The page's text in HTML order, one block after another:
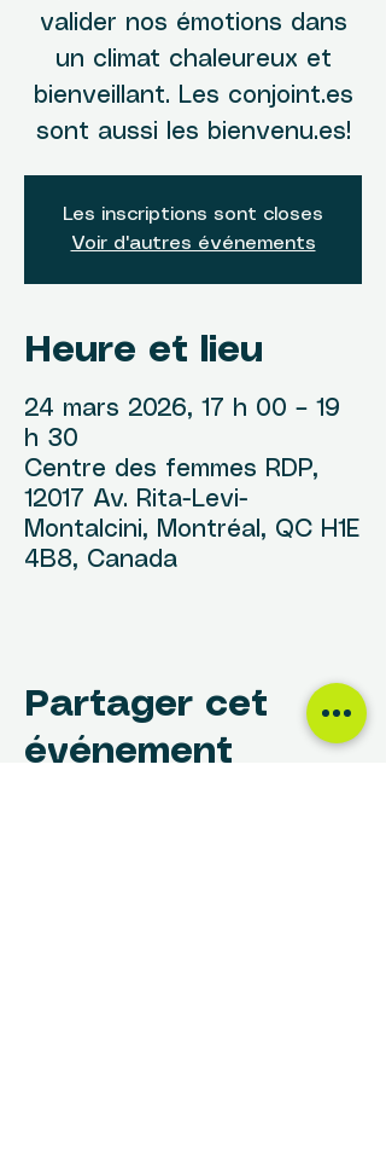
valider nos émotions dans
un climat chaleureux et
bienveillant. Les conjoint.es
sont aussi les bienvenu.es!
Les inscriptions sont closes
Voir d'autres événements
Heure et lieu
24 mars 2026, 17 h 00 – 19
h 30
Centre des femmes RDP,
12017 Av. Rita-Levi-
Montalcini, Montréal, QC H1E
4B8, Canada
Partager cet
événement